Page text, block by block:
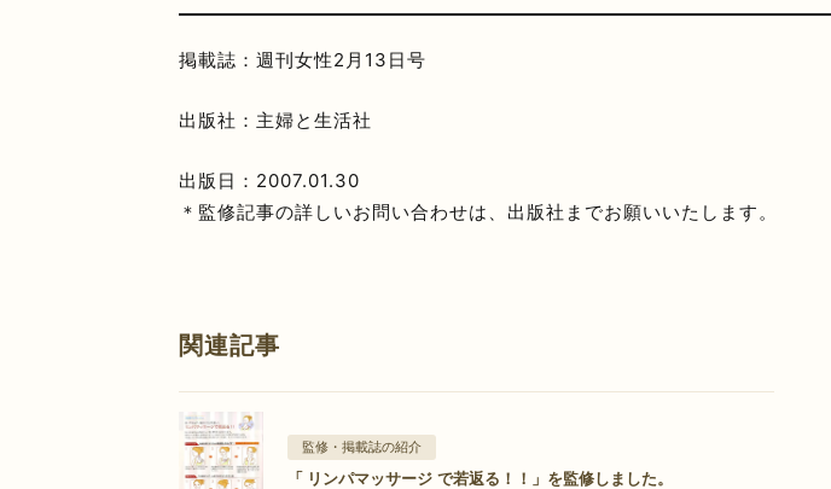
掲載誌：週刊女性2月13日号
出版社：主婦と生活社
出版日：2007.01.30
＊監修記事の詳しいお問い合わせは、出版社までお願いいたします。
関連記事
監修・掲載誌の紹介
「 リンパマッサージ で若返る！！」を監修しました。